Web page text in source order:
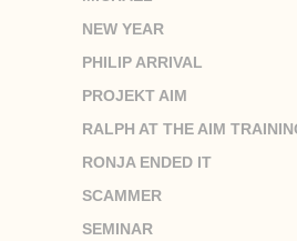
NEW YEAR
PHILIP ARRIVAL
PROJEKT AIM
RALPH AT THE AIM
RONJA ENDED IT
SCAMMER
SEMINAR